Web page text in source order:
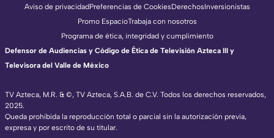
TV Azteca, M.R. & ©, TV Azteca, S.A.B. de C.V. Todos los derechos reservados,
2025.
Queda prohibida la reproducción total o parcial sin la autorización previa,
expresa y por escrito de su titular.
Aviso de privacidadPreferencias de CookiesDerechosInversionistas
Promo EspacioTrabaja con nosotros
Programa de ética, integridad y cumplimiento
Defensor de Audiencias y Código de Ética de Televisión Azteca III y
Televisora del Valle de México